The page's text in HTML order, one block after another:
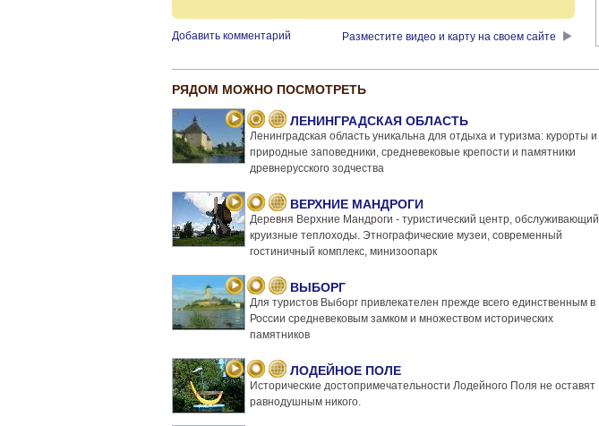
Добавить комментарий Разместите видео и карту на своем сайте
РЯДОМ МОЖНО ПОСМОТРЕТЬ
ЛЕНИНГРАДСКАЯ ОБЛАСТЬ
Ленинградская область уникальна для отдыха и туризма: курорты и
природные заповедники, средневековые крепости и памятники
древнерусского зодчества
ВЕРХНИЕ МАНДРОГИ
Деревня Верхние Мандроги - туристический центр, обслуживающий
круизные теплоходы. Этнографические музеи, современный
гостиничный комплекс, минизоопарк
ВЫБОРГ
Для туристов Выборг привлекателен прежде всего единственным в
России средневековым замком и множеством исторических
памятников
ЛОДЕЙНОЕ ПОЛЕ
Исторические достопримечательности Лодейного Поля не оставят
равнодушным никого.